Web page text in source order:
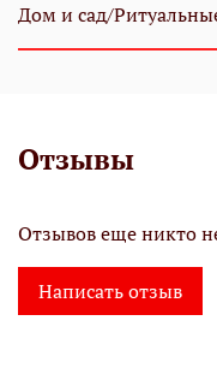
Дом и сад/
Отзывы
Отзывов еще никто
Написать отзыв